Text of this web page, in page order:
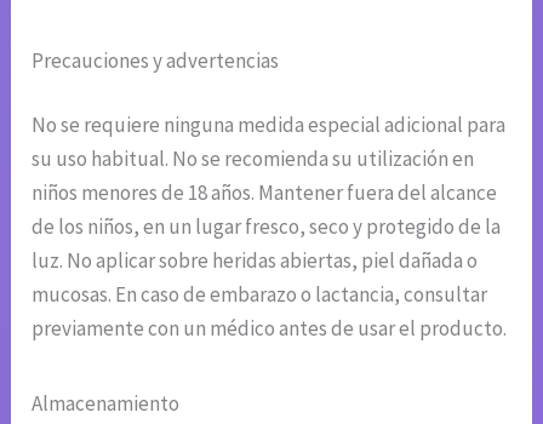
Precauciones y advertencias
No se requiere ninguna medida especial adicional para
su uso habitual. No se recomienda su utilización en
niños menores de 18 años. Mantener fuera del alcance
de los niños, en un lugar fresco, seco y protegido de la
luz. No aplicar sobre heridas abiertas, piel dañada o
mucosas. En caso de embarazo o lactancia, consultar
previamente con un médico antes de usar el producto.
Almacenamiento